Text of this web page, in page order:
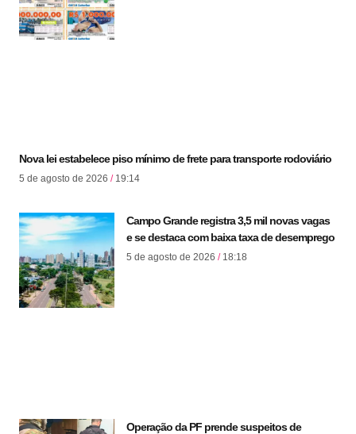
Nova lei estabelece piso mínimo de frete para transporte rodoviário
5 de agosto de 2026 19:14
Campo Grande registra 3,5 mil novas vagas
e se destaca com baixa taxa de desemprego
5 de agosto de 2026 18:18
Operação da PF prende suspeitos de